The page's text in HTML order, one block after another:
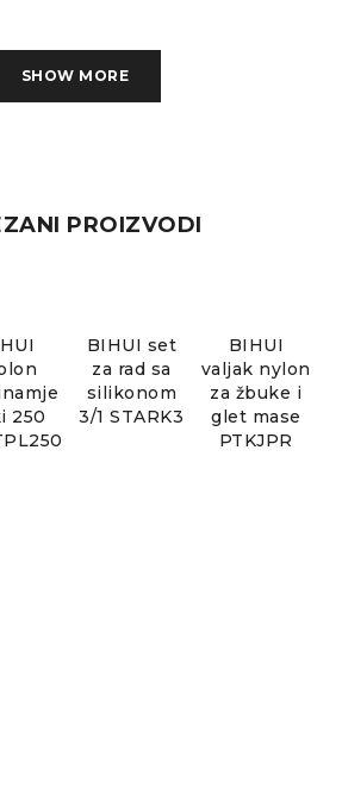
SHOW MORE
PROIZVODI
250
BIHUI set
za rad sa
silikonom
3/1 STARK3
BIHUI
valjak nylon
za žbuke i
glet mase
PTKJPR